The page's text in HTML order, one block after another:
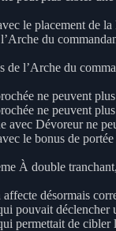
le placement de
du
de l’Arche du
ne peuvent
ne peuvent
avec Dévoreur ne
le bonus de
À double
désormais
pouvait
permettait de